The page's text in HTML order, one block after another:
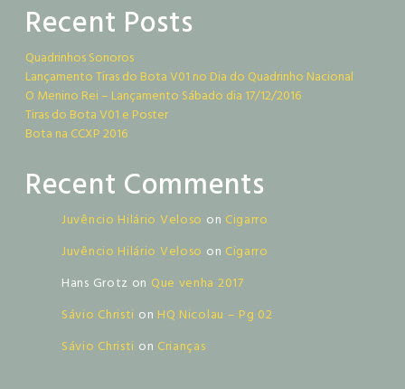
Recent Posts
Quadrinhos Sonoros
Lançamento Tiras do Bota V01 no Dia do Quadrinho Nacional
O Menino Rei – Lançamento Sábado dia 17/12/2016
Tiras do Bota V01 e Poster
Bota na CCXP 2016
Recent Comments
Juvêncio Hilário Veloso on Cigarro
Juvêncio Hilário Veloso on Cigarro
Hans Grotz on Que venha 2017
Sávio Christi on HQ Nicolau – Pg 02
Sávio Christi on Crianças